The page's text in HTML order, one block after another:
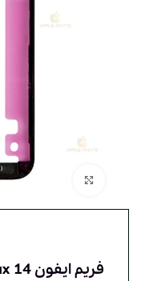
بزرگنمایی تصویر
فریم ایفون 14 pro max